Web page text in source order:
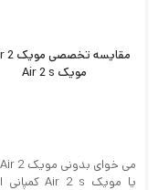
مویک Air 2 s